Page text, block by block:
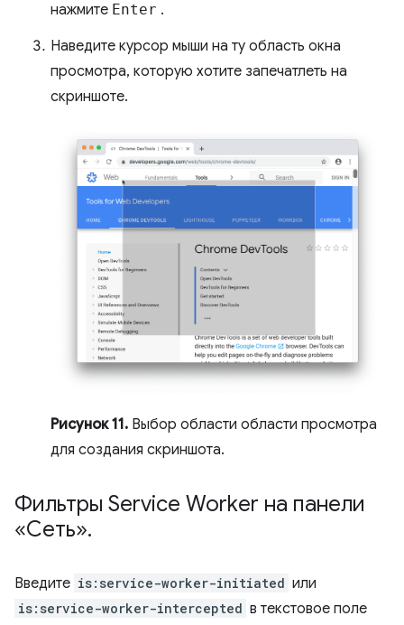
нажмите Enter .
Наведите курсор мыши на ту область окна
просмотра, которую хотите запечатлеть на
скриншоте.
Рисунок 11. Выбор области области просмотра
для создания скриншота.
Фильтры Service Worker на панели
«Сеть».
Введите is:service-worker-initiated или
is:service-worker-intercepted в текстовое поле